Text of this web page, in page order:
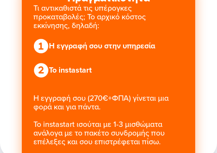
Τι αντικαθιστά τις υπέρογκες
προκαταβολές; Το αρχικό κόστος
εκκίνησης, δηλαδή:
Η εγγραφή σου στην υπηρεσία
Το instastart
Η εγγραφή σου (270€+ΦΠΑ) γίνεται μια
φορά και για πάντα.
Το instastart ισούται με 1-3 μισθώματα
ανάλογα με το πακέτο συνδρομής που
επέλεξες και σου επιστρέφεται πίσω.